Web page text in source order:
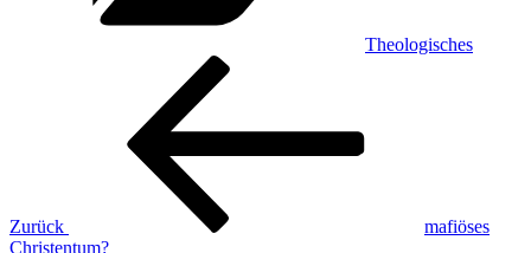
Theologisches
Beitragsnavigation
Zurück
mafiöses
Christentum?